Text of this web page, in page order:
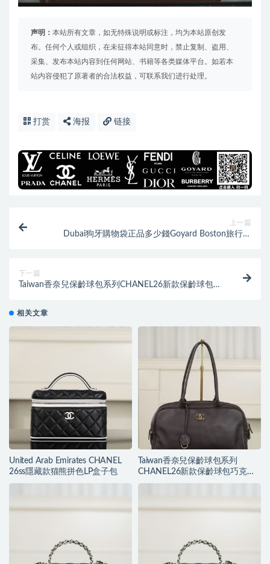
声明： 本站所有文章，如无特殊说明或标注，均为本站原创发
布。任何个人或组织，在未征得本站同意时，禁止复制、盗用、
采集、发布本站内容到任何网站、书籍等各类媒体平台。如若本
站内容侵犯了原著者的合法权益，可联系我们进行处理。
打赏 海报 链接
上一篇
Dubai狗牙購物袋正品多少錢Goyard Boston旅行袋
下一篇
Taiwan香奈兒保齡球包系列CHANEL26新款保齡球包巧
相关文章
United Arab Emirates CHANEL
26ss隱藏款猫熊拼色LP盒子包
Taiwan香奈兒保齡球包系列
CHANEL26新款保齡球包巧克力
色大號